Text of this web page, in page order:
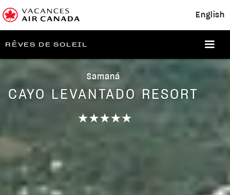
English
RÊVES DE SOLEIL
Samaná
CAYO LEVANTADO RESORT